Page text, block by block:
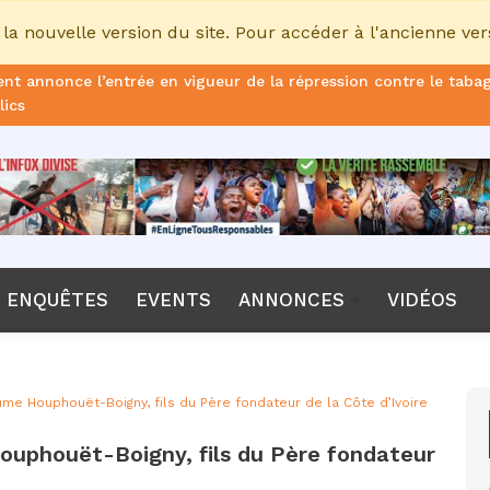
nouvelle version du site. Pour accéder à l'ancienne
annonce l’entrée en vigueur de la répression contre le
le non-renouvellement du contrat d'Emerse Faé à la tête
nouveau sélectionneur de l’équipe de France
CPI, Karim Khan, démis de ses fonctions par les États parties
ENQUÊTES EVENTS ANNONCES VIDÉOS
Houphouët-Boigny, fils du Père fondateur de la Côte d’Ivoire
Boigny, fils du Père fondateur